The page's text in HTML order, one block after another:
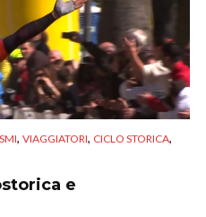
, VIAGGIATORI, CICLO STORICA,
e